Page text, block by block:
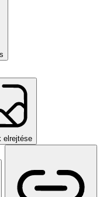
elrejtése